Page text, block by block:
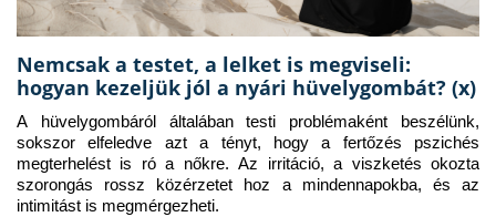
Nemcsak a testet, a lelket is megviseli:
hogyan kezeljük jól a nyári hüvelygombát? (x)
A hüvelygombáról általában testi problémaként beszélünk,
sokszor elfeledve azt a tényt, hogy a fertőzés pszichés
megterhelést is ró a nőkre. Az irritáció, a viszketés okozta
szorongás rossz közérzetet hoz a mindennapokba, és az
intimitást is megmérgezheti.